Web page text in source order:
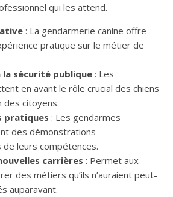
qui les attend.
: La gendarmerie canine offre
pratique sur le métier de
la sécurité publique : Les
en avant le rôle crucial des chiens
des citoyens.
pratiques : Les gendarmes
des démonstrations
leurs compétences.
carrières : Permet aux
des métiers qu’ils n’auraient peut-
auparavant.